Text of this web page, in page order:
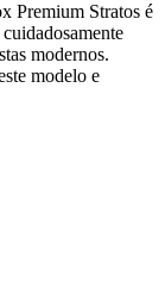
Premium Stratos é
modernos.
modelo e